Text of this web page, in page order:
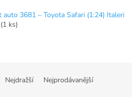
auto 3681 – Toyota Safari (1:24) Italeri
(1 ks)
Nejdražší Nejprodávanější